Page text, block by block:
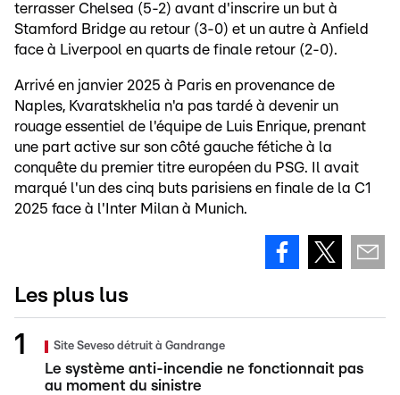
terrasser Chelsea (5-2) avant d'inscrire un but à
Stamford Bridge au retour (3-0) et un autre à Anfield
face à Liverpool en quarts de finale retour (2-0).
Arrivé en janvier 2025 à Paris en provenance de
Naples, Kvaratskhelia n'a pas tardé à devenir un
rouage essentiel de l'équipe de Luis Enrique, prenant
une part active sur son côté gauche fétiche à la
conquête du premier titre européen du PSG. Il avait
marqué l'un des cinq buts parisiens en finale de la C1
2025 face à l'Inter Milan à Munich.
Les plus lus
Site Seveso détruit à Gandrange
Le système anti-incendie ne fonctionnait pas
au moment du sinistre